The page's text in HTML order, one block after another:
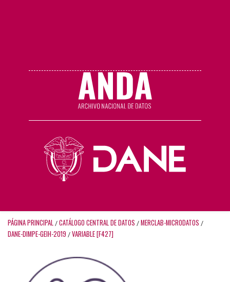
PÁGINA PRINCIPAL / CATÁLOGO CENTRAL DE DATOS / MERCLAB-MICRODATOS /
DANE-DIMPE-GEIH-2019 / VARIABLE [F427]